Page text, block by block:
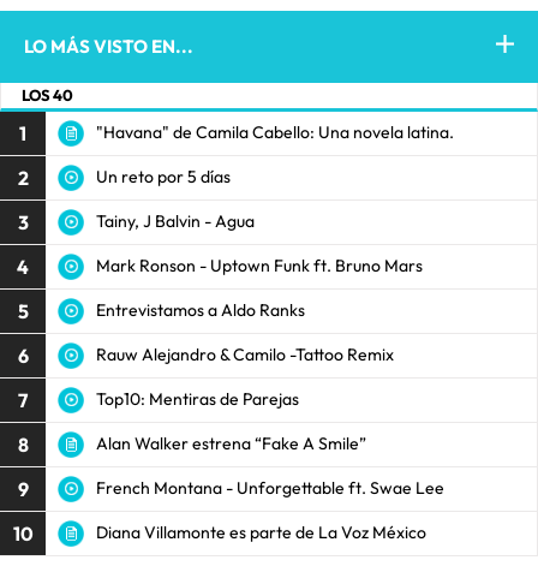
LO MÁS VISTO EN...
LOS 40
1 "Havana" de Camila Cabello: Una novela latina.
2 Un reto por 5 días
3 Tainy, J Balvin - Agua
4 Mark Ronson - Uptown Funk ft. Bruno Mars
5 Entrevistamos a Aldo Ranks
6 Rauw Alejandro & Camilo -Tattoo Remix
7 Top10: Mentiras de Parejas
8 Alan Walker estrena “Fake A Smile”
9 French Montana - Unforgettable ft. Swae Lee
10 Diana Villamonte es parte de La Voz México